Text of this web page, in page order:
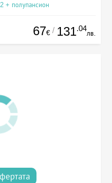
+ полупансион
67€ / 131.04
лв.